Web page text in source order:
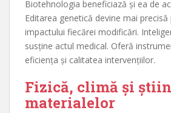
Biotehnologia beneficiază și ea de
Editarea genetică devine mai
impactului fiecărei modificări.
susține actul medical. Oferă
eficiența și calitatea intervențiilor.
Fizică, climă și
materialelor